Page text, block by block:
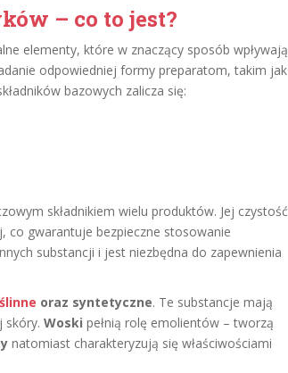
– co to jest?
elementy, które w znaczący sposób wpływają
odpowiedniej formy preparatom, takim jak
bazowych zalicza się:
składnikiem wielu produktów. Jej czystość
co gwarantuje bezpieczne stosowanie
substancji i jest niezbędna do zapewnienia
oraz syntetyczne. Te substancje mają
skóry. Woski pełnią rolę emolientów – tworzą
natomiast charakteryzują się właściwościami